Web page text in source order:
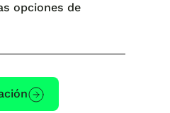
opciones de